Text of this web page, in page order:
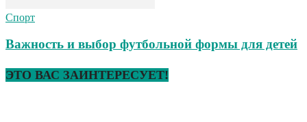
Спорт
Важность и выбор футбольной формы для детей
ЭТО ВАС ЗАИНТЕРЕСУЕТ!